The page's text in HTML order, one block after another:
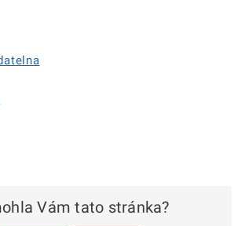
Vám tato stránka?